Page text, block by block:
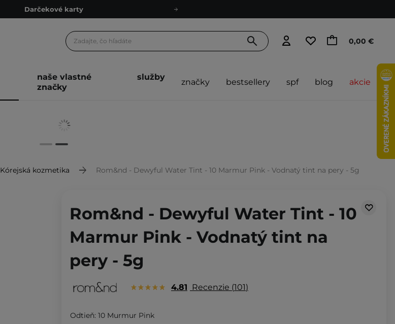
Darčekové karty
Odmeňovací program
Darčekové karty
0,00 €
naše vlastné
značky
služby
značky bestsellery spf blog akcie
Kórejská kozmetika Rom&nd - Dewyful Water Tint - 10 Marmur Pink - Vodnatý tint na pery - 5g
Rom&nd - Dewyful Water Tint - 10
Marmur Pink - Vodnatý tint na
pery - 5g
4.81 Recenzie 101
Odtieň: 10 Murmur Pink